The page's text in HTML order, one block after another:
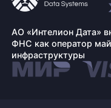
АО «Интелион Дата»
ФНС как оператор
инфраструктуры